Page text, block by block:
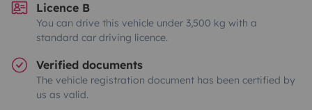
Licence B
You can drive this vehicle under 3,500 kg with a
standard car driving licence.
Verified documents
The vehicle registration document has been certified by
us as valid.